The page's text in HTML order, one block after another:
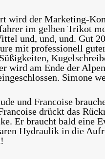
wird der Marketing-
im gelben Trikot
und, und, und. Gut
mit professionell
wird am Ende der
Simone
und Francoise
drückt das
Er braucht bald eine
Hydraulik in die